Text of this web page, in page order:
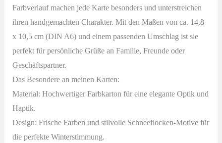
Farbverlauf machen jede Karte besonders und unterstreichen
ihren handgemachten Charakter. Mit den Maßen von ca. 14,8
x 10,5 cm (DIN A6) und einem passenden Umschlag ist sie
perfekt für persönliche Grüße an Familie, Freunde oder
Geschäftspartner.
Das Besondere an meinen Karten:
Material: Hochwertiger Farbkarton für eine elegante Optik und
Haptik.
Design: Frische Farben und stilvolle Schneeflocken-Motive für
die perfekte Winterstimmung.